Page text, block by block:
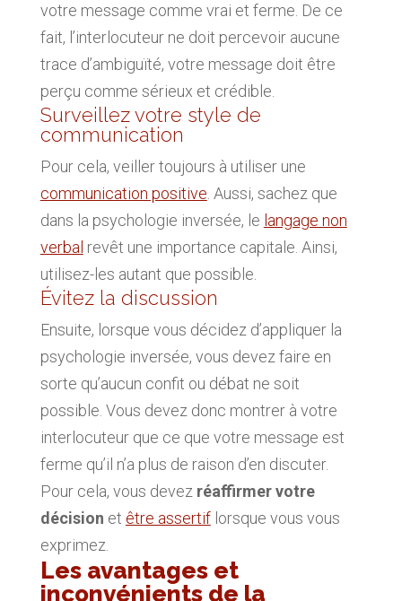
votre message comme vrai et ferme. De ce
fait, l’interlocuteur ne doit percevoir aucune
trace d’ambiguïté, votre message doit être
perçu comme sérieux et crédible.
Surveillez votre style de
communication
Pour cela, veiller toujours à utiliser une
communication positive. Aussi, sachez que
dans la psychologie inversée, le langage non
verbal revêt une importance capitale. Ainsi,
utilisez-les autant que possible.
Évitez la discussion
Ensuite, lorsque vous décidez d’appliquer la
psychologie inversée, vous devez faire en
sorte qu’aucun confit ou débat ne soit
possible. Vous devez donc montrer à votre
interlocuteur que ce que votre message est
ferme qu’il n’a plus de raison d’en discuter.
Pour cela, vous devez réaffirmer votre
décision et être assertiflorsque vous vous
exprimez.
Les avantages et
inconvénients de la